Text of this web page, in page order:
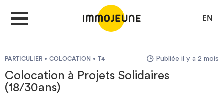
EN
PARTICULIER COLOCATION T4 Publiée il y a 2 mois
Colocation à Projets Solidaires
(18/30ans)